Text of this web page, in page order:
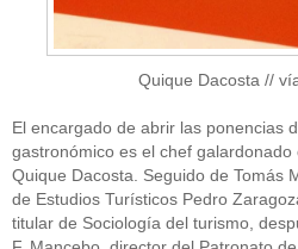
Quique Dacosta //
El encargado de abrir las ponencias
gastronómico es el chef
Quique Dacosta. Seguido de Tomás
de Estudios Turísticos Pedro
titular de Sociología del turismo,